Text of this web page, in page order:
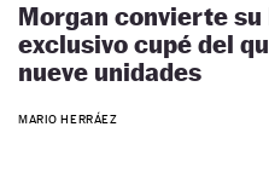
Morgan convierte su
exclusivo cupé del
nueve unidades
MARIO HERRÁEZ